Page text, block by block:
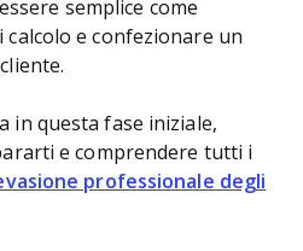
semplice come
e confezionare un
in questa fase iniziale,
e comprendere tutti i
professionale degli